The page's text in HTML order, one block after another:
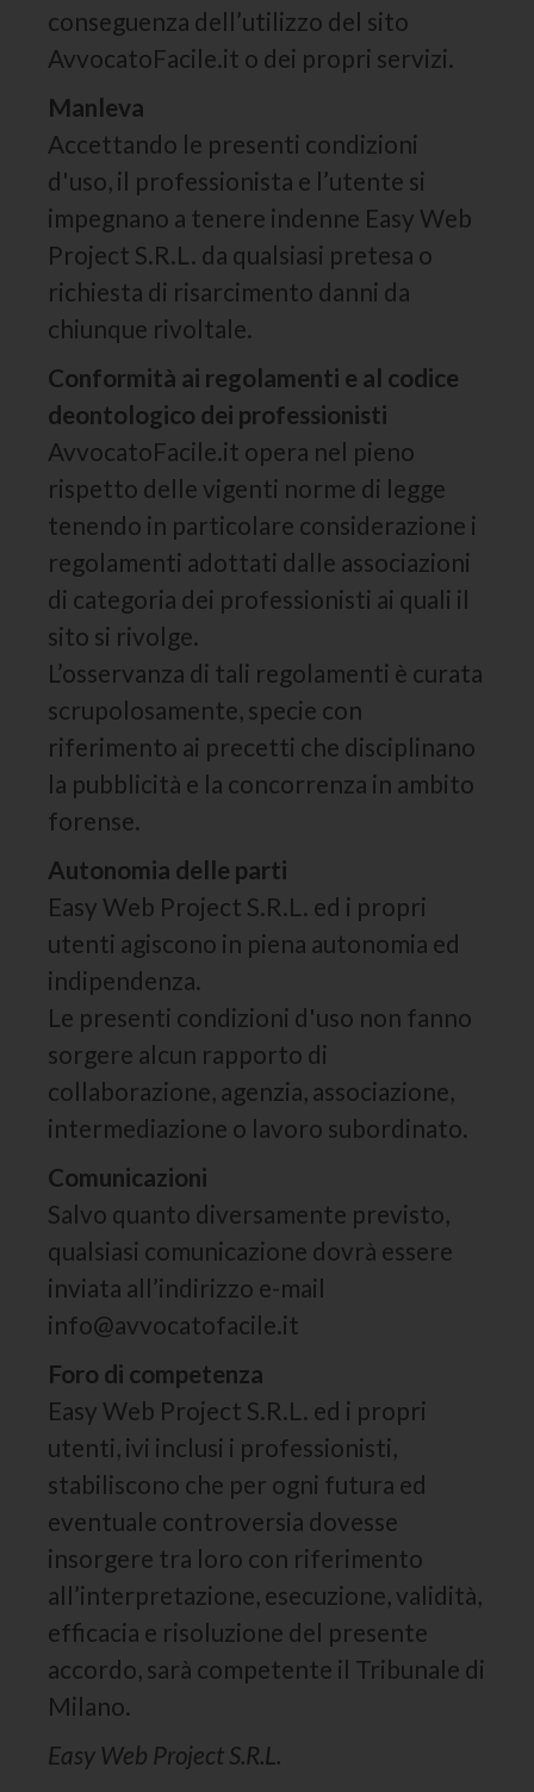
conseguenza dell’utilizzo del sito
AvvocatoFacile.it o dei propri servizi.
Manleva
Accettando le presenti condizioni
d'uso, il professionista e l’utente si
impegnano a tenere indenne Easy Web
Project S.R.L. da qualsiasi pretesa o
richiesta di risarcimento danni da
chiunque rivoltale.
Conformità ai regolamenti e al codice
deontologico dei professionisti
AvvocatoFacile.it opera nel pieno
rispetto delle vigenti norme di legge
tenendo in particolare considerazione i
regolamenti adottati dalle associazioni
di categoria dei professionisti ai quali il
sito si rivolge.
L’osservanza di tali regolamenti è curata
scrupolosamente, specie con
riferimento ai precetti che disciplinano
la pubblicità e la concorrenza in ambito
forense.
Autonomia delle parti
Easy Web Project S.R.L. ed i propri
utenti agiscono in piena autonomia ed
indipendenza.
Le presenti condizioni d'uso non fanno
sorgere alcun rapporto di
collaborazione, agenzia, associazione,
intermediazione o lavoro subordinato.
Comunicazioni
Salvo quanto diversamente previsto,
qualsiasi comunicazione dovrà essere
inviata all’indirizzo e-mail
info@avvocatofacile.it
Foro di competenza
Easy Web Project S.R.L. ed i propri
utenti, ivi inclusi i professionisti,
stabiliscono che per ogni futura ed
eventuale controversia dovesse
insorgere tra loro con riferimento
all’interpretazione, esecuzione, validità,
efficacia e risoluzione del presente
accordo, sarà competente il Tribunale di
Milano.
Easy Web Project S.R.L.